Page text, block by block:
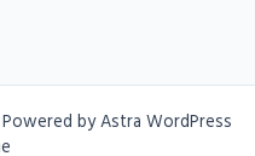
byAstra WordPress